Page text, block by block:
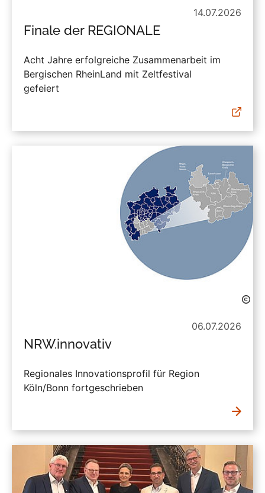
14.07.2026
Finale der REGIONALE
Acht Jahre erfolgreiche Zusammenarbeit im
Bergischen RheinLand mit Zeltfestival
gefeiert
06.07.2026
NRW.innovativ
Regionales Innovationsprofil für Region
Köln/Bonn fortgeschrieben